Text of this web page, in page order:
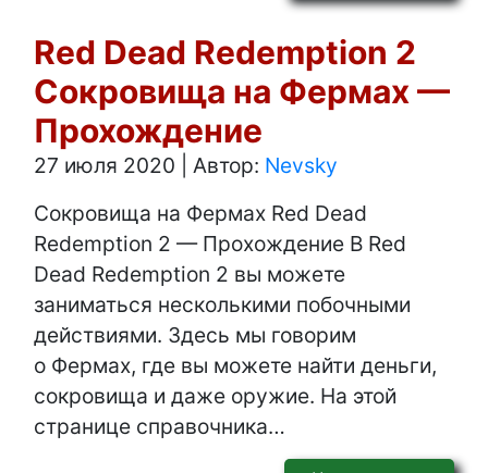
Red Dead Redemption 2
Сокровища на Фермах —
Прохождение
27 июля 2020 Автор: Nevsky
Сокровища на Фермах Red Dead
Redemption 2 — Прохождение В Red
Dead Redemption 2 вы можете
заниматься несколькими побочными
действиями. Здесь мы говорим
о Фермах, где вы можете найти деньги,
сокровища и даже оружие. На этой
странице справочника…